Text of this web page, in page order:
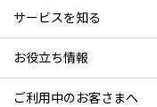
サービスを知る
お役立ち情報
ご利用中のお客さまへ